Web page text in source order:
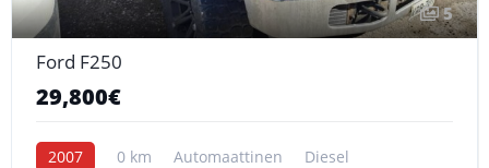
5
Ford F250
29,800€
2007 0 km Automaattinen Diesel